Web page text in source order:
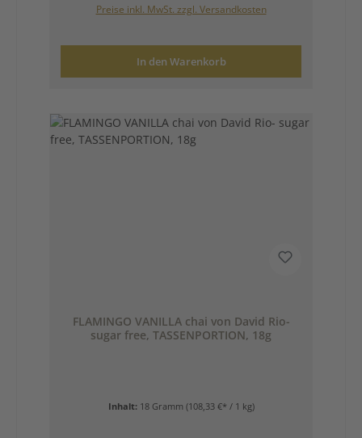
Preise inkl. MwSt. zzgl. Versandkosten
In den Warenkorb
FLAMINGO VANILLA chai von David Rio-
sugar free, TASSENPORTION, 18g
Inhalt: 18 Gramm (108,33 €* / 1 kg)